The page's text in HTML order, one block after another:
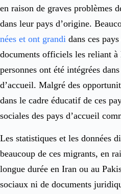
en raison de graves problèmes
dans leur pays d’origine.
nées et ont grandi dans ces
documents officiels les reliant à
personnes ont été intégrées
d’accueil. Malgré des
dans le cadre éducatif de ces
sociales des pays d’accueil
Les statistiques et les données
beaucoup de ces migrants, en
longue durée en Iran ou au
sociaux ni de documents